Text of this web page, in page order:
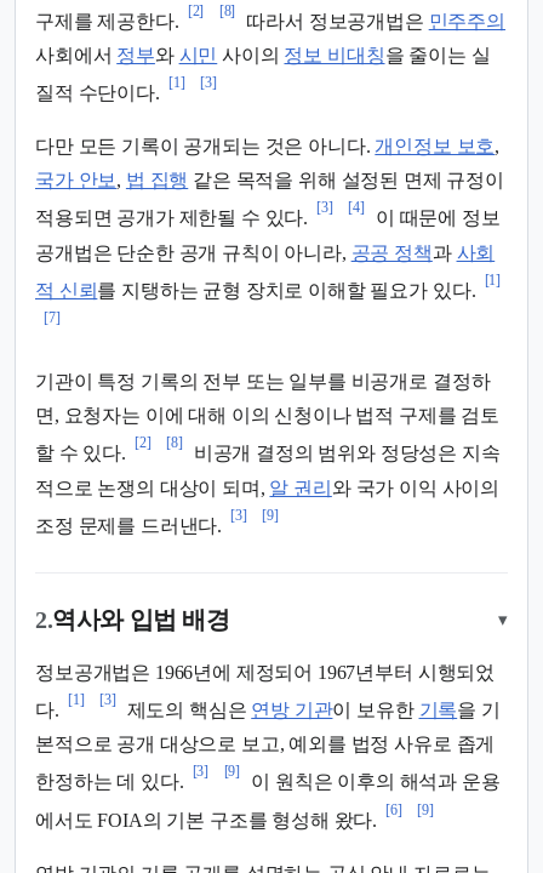
구제를 제공한다.
[2] [8]
따라서 정보공개법은 민주주의
사회에서 정부와 시민 사이의 정보 비대칭을 줄이는 실
질적 수단이다.
[1] [3]
다만 모든 기록이 공개되는 것은 아니다. 개인정보 보호,
국가 안보, 법 집행 같은 목적을 위해 설정된 면제 규정이
적용되면 공개가 제한될 수 있다.
[3] [4]
이 때문에 정보
공개법은 단순한 공개 규칙이 아니라, 공공 정책과 사회
적 신뢰 를 지탱하는 균형 장치로 이해할 필요가 있다.
[1]
[7]
기관이 특정 기록의 전부 또는 일부를 비공개로 결정하
면, 요청자는 이에 대해 이의 신청이나 법적 구제를 검토
할 수 있다.
[2] [8]
비공개 결정의 범위와 정당성은 지속
적으로 논쟁의 대상이 되며, 알 권리 와 국가 이익 사이의
조정 문제를 드러낸다.
[3] [9]
2.역사와 입법 배경 ▾
정보공개법은 1966년에 제정되어 1967년부터 시행되었
다.
[1] [3]
제도의 핵심은 연방 기관이 보유한 기록을 기
본적으로 공개 대상으로 보고, 예외를 법정 사유로 좁게
한정하는 데 있다.
[3] [9]
이 원칙은 이후의 해석과 운용
에서도 FOIA의 기본 구조를 형성해 왔다.
[6] [9]